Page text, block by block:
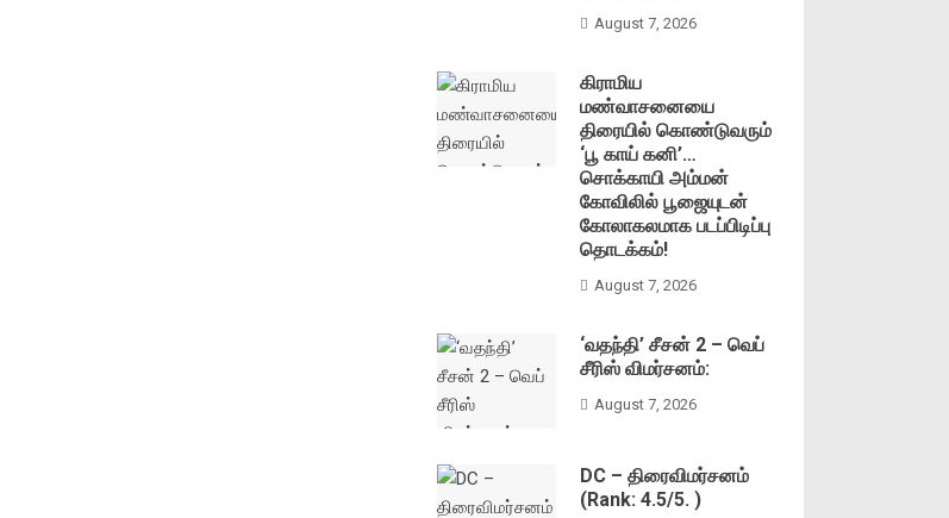
August 7, 2026
கிராமிய
மண்வாசனையை
திரையில் கொண்டுவரும்
‘பூ காய் கனி’…
சொக்காயி அம்மன்
கோவிலில் பூஜையுடன்
கோலாகலமாக படப்பிடிப்பு
தொடக்கம்!
August 7, 2026
‘வதந்தி’ சீசன் 2 – வெப்
சீரிஸ் விமர்சனம்:
August 7, 2026
DC – திரைவிமர்சனம்
(Rank: 4.5/5. )